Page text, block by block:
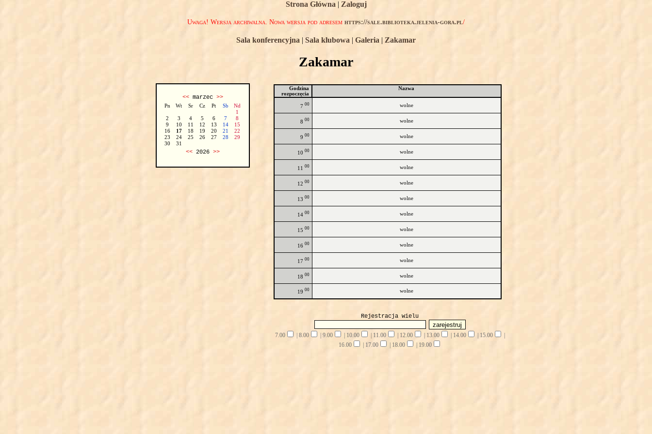
Strona Główna | Zaloguj
Uwaga! Wersja archiwalna. Nowa wersja pod adresem https://sale.biblioteka.jelenia-gora.pl/
Sala konferencyjna | Sala klubowa | Galeria | Zakamar
Zakamar
<<marzec >>
Pn Wt Sr Cz Pt Sb
Nd
1
2
3 4 5 6 7
8
9
10 11 12 13 14
15
16
17 18 19 20 21
22
23
24 25 26 27 28
29
30
31
<<2026 >>
Godzina
rozpoczęcia
Nazwa
7 00 wolne
8 00 wolne
9 00 wolne
10 00 wolne
11 00 wolne
12 00 wolne
13 00 wolne
14 00 wolne
15 00 wolne
16 00 wolne
17 00 wolne
18 00 wolne
19 00 wolne
Rejestracja wielu
7.00 8.00 9.00 10.00 11.00 12.00 13.00 14.00 15.00
16.00
17.00 18.00 19.00